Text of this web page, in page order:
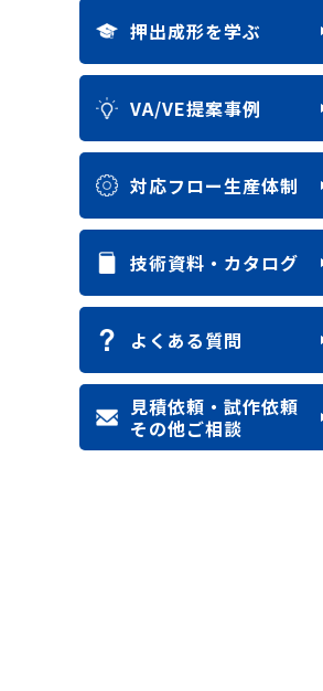
押出成形を学ぶ
VA/VE提案事例
対応フロー生産体制
技術資料・カタログ
よくある質問
見積依頼・試作依頼
その他ご相談